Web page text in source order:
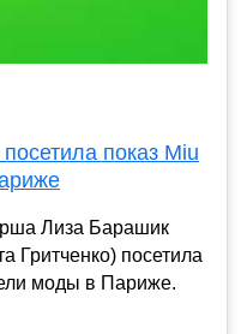
показ Miu
Лиза Барашик
Гритченко) посетила
моды в Париже.